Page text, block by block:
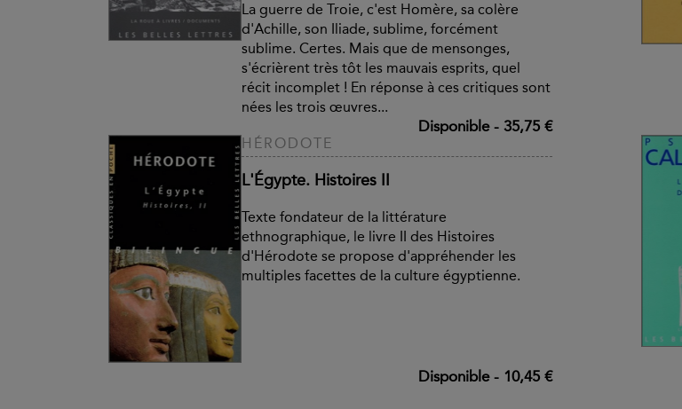
La guerre de Troie, c'est Homère, sa colère
d'Achille, son Iliade, sublime, forcément
sublime. Certes. Mais que de mensonges,
s'écrièrent très tôt les mauvais esprits, quel
récit incomplet ! En réponse à ces critiques sont
nées les trois œuvres...
Disponible- 35,75 €
HÉRODOTE
L'Égypte. Histoires II
Texte fondateur de la littérature
ethnographique, le livre II des Histoires
d'Hérodote se propose d'appréhender les
multiples facettes de la culture égyptienne.
Disponible- 10,45 €